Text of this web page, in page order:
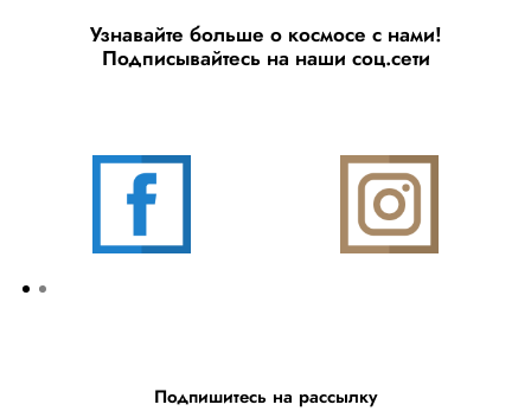
Узнавайте больше о космосе с нами!
Подписывайтесь на наши соц.сети
Подпишитесь на рассылку